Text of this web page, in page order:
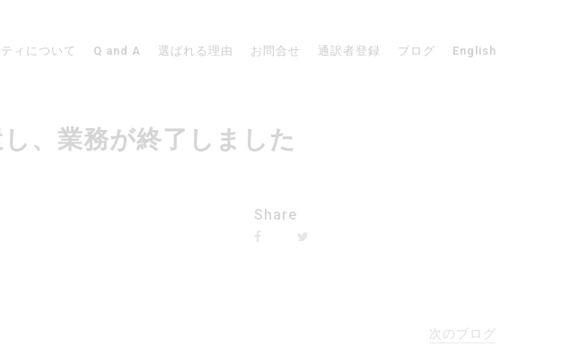
ィについて Q and A 選ばれる理由 お問合せ 通訳者登録 ブログ English
、業務が終了しました
Share
次のブログ